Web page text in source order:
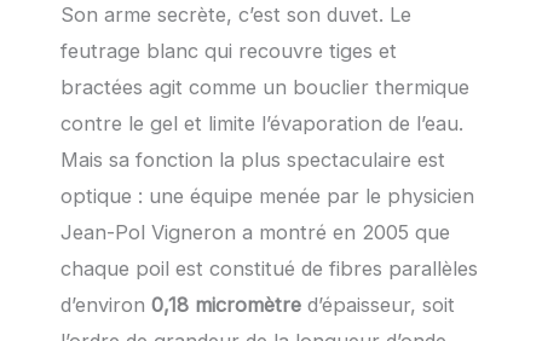
Son arme secrète, c’est son duvet. Le
feutrage blanc qui recouvre tiges et
bractées agit comme un bouclier thermique
contre le gel et limite l’évaporation de l’eau.
Mais sa fonction la plus spectaculaire est
optique : une équipe menée par le physicien
Jean-Pol Vigneron a montré en 2005 que
chaque poil est constitué de fibres parallèles
d’environ 0,18 micromètre d’épaisseur, soit